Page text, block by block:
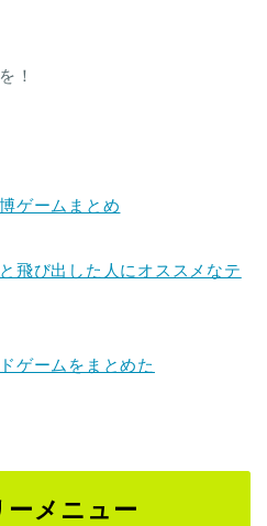
！
ゲームまとめ
飛び出した人にオススメなテ
ゲームをまとめた
ーメニュー